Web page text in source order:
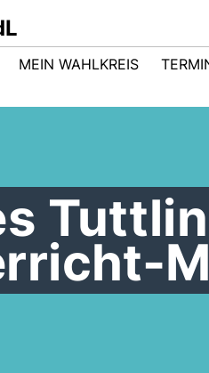
MEIN WAHLKREIS